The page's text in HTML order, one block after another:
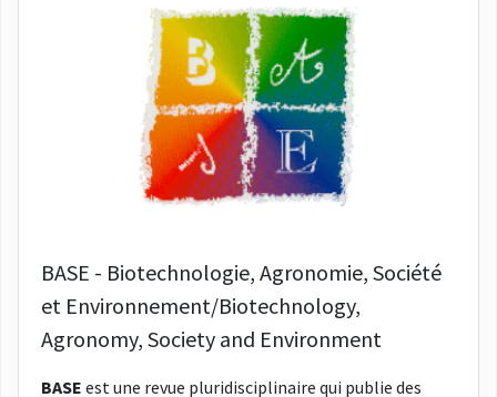
BASE - Biotechnologie, Agronomie, Société
et Environnement/Biotechnology,
Agronomy, Society and Environment
BASE est une revue pluridisciplinaire qui publie des